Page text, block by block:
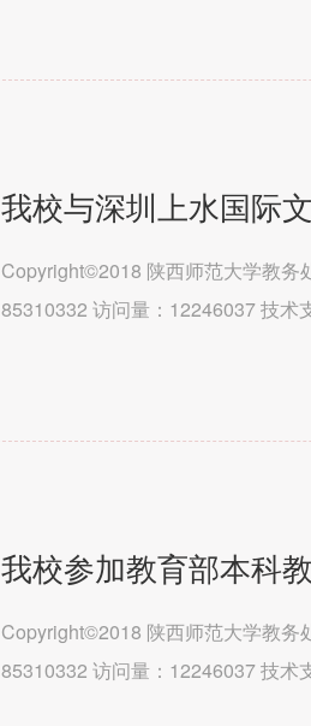
Copyright©2018 陕西师范大学教务
85310332 访问量：12246037 技术
我校参加教育部本科
Copyright©2018 陕西师范大学教务
85310332 访问量：12246037 技术